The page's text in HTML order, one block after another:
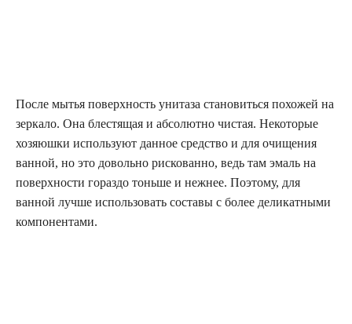
После мытья поверхность унитаза становиться похожей на
зеркало. Она блестящая и абсолютно чистая. Некоторые
хозяюшки используют данное средство и для очищения
ванной, но это довольно рискованно, ведь там эмаль на
поверхности гораздо тоньше и нежнее. Поэтому, для
ванной лучше использовать составы с более деликатными
компонентами.